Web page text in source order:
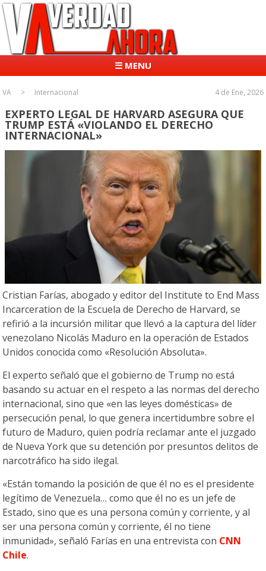
☰ MENU
VA Internacional 4 de Ene, 2026
EXPERTO LEGAL DE HARVARD ASEGURA QUE
TRUMP ESTÁ «VIOLANDO EL DERECHO
INTERNACIONAL»
Cristian Farías, abogado y editor del Institute to End Mass
Incarceration de la Escuela de Derecho de Harvard, se
refirió a la incursión militar que llevó a la captura del líder
venezolano Nicolás Maduro en la operación de Estados
Unidos conocida como «Resolución Absoluta».
El experto señaló que el gobierno de Trump no está
basando su actuar en el respeto a las normas del derecho
internacional, sino que «en las leyes domésticas» de
persecución penal, lo que genera incertidumbre sobre el
futuro de Maduro, quien podría reclamar ante el juzgado
de Nueva York que su detención por presuntos delitos de
narcotráfico ha sido ilegal.
«Están tomando la posición de que él no es el presidente
legítimo de Venezuela… como que él no es un jefe de
Estado, sino que es una persona común y corriente, y al
ser una persona común y corriente, él no tiene
inmunidad», señaló Farías en una entrevista con CNN
Chile.